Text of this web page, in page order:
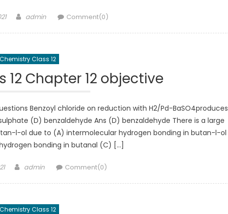
Author
admin Comment(0)
Chemistry Class 12
12 Chapter 12 objective
Benzoyl chloride on reduction with H2/Pd-BaSO4produces
(D) benzaldehyde Ans (D) benzaldehyde There is a large
l-ol due to (A) intermolecular hydrogen bonding in butan-l-ol
bonding in butanal (C) […]
Author
admin Comment(0)
Chemistry Class 12